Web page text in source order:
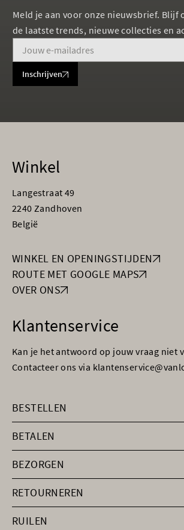
Meld je aan voor onze nieuwsbrief. Blijf
de laatste trends, nieuwe collecties en
Inschrijven
Winkel
Langestraat 49
2240 Zandhoven
België
WINKEL EN OPENINGSTIJDEN
ROUTE MET GOOGLE MAPS
OVER ONS
Klantenservice
Kan je het antwoord op jouw vraag niet
Contacteer ons via
BESTELLEN
BETALEN
BEZORGEN
RETOURNEREN
RUILEN